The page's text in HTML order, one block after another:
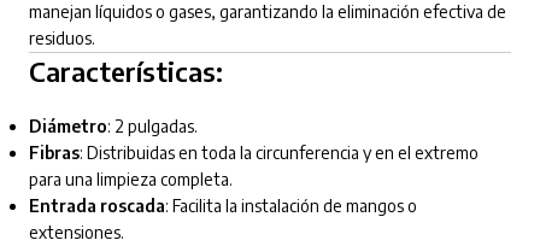
manejan líquidos o gases, garantizando la eliminación efectiva de
residuos.
Características:
Diámetro: 2 pulgadas.
Fibras: Distribuidas en toda la circunferencia y en el extremo
para una limpieza completa.
Entrada roscada: Facilita la instalación de mangos o
extensiones.